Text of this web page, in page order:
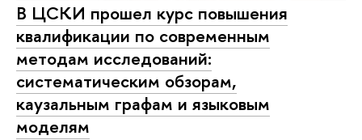
В ЦСКИ прошел курс повышения
квалификации по современным
методам исследований:
систематическим обзорам,
каузальным графам и языковым
моделям